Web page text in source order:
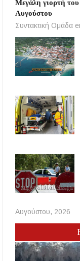
Μεγάλη γιορτή
Αυγούστου
Συντακτική Ομάδα
Αυγούστου, 2026